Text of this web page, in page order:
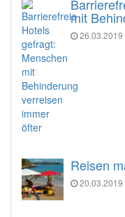
mit
26.03.2019
Reisen
20.03.2019